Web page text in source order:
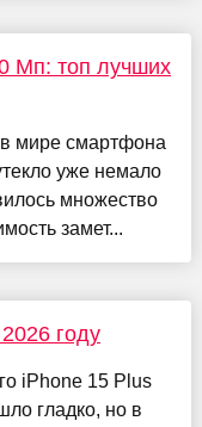
Мп: топ лучших
мире смартфона
уже немало
множество
замет...
году
iPhone 15 Plus
гладко, но в